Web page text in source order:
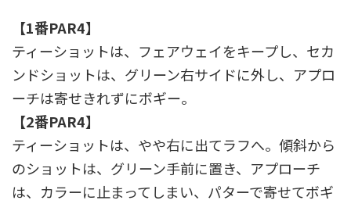
【1番PAR4】
ティーショットは、フェアウェイをキープし、セカ
ンドショットは、グリーン右サイドに外し、アプロ
ーチは寄せきれずにボギー。
【2番PAR4】
ティーショットは、やや右に出てラフへ。傾斜から
のショットは、グリーン手前に置き、アプローチ
は、カラーに止まってしまい、パターで寄せてボギ